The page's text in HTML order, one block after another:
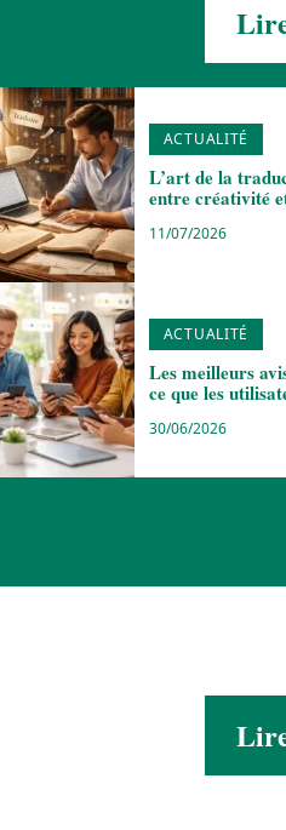
ACTUALITÉ
L’art de la
entre créativité
11/07/2026
ACTUALITÉ
Les meilleurs
ce que les
30/06/2026